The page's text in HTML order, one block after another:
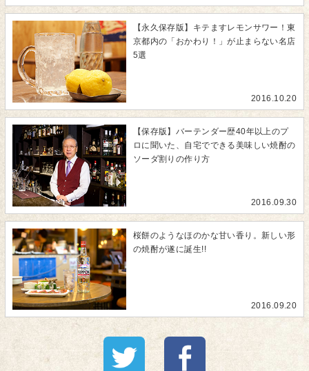
【永久保存版】キテますレモンサワー！東
京都内の「おかわり！」が止まらない名店
5選
2016.10.20
【保存版】バーテンダー歴40年以上のプ
ロに聞いた、自宅でできる美味しい焼酎の
ソーダ割りの作り方
2016.09.30
桜餅のようなほのかな甘い香り。新しい形
の焼酎が遂に誕生!!
2016.09.20